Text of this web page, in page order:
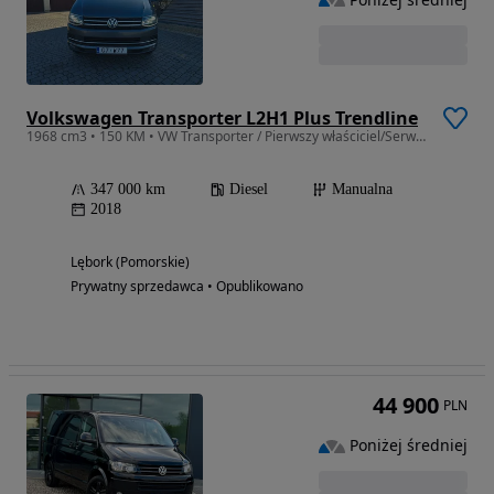
Volkswagen Transporter L2H1 Plus Trendline
1968 cm3 • 150 KM • VW Transporter / Pierwszy właściciel/Serwisowany ASO /FAKTURQ VAT
347 000 km Diesel
Manualna
2018
Lębork (Pomorskie)
Prywatny sprzedawca • Opublikowano
44 900 PLN
Poniżej średniej